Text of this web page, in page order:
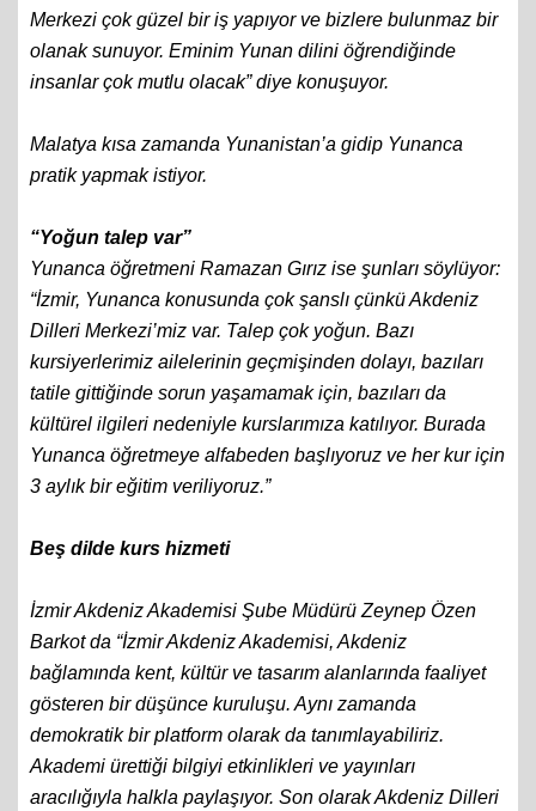
Merkezi çok güzel bir iş yapıyor ve bizlere bulunmaz bir
olanak sunuyor. Eminim Yunan dilini öğrendiğinde
insanlar çok mutlu olacak” diye konuşuyor.
Malatya kısa zamanda Yunanistan’a gidip Yunanca
pratik yapmak istiyor.
“Yoğun talep var”
Yunanca öğretmeni Ramazan Gırız ise şunları söylüyor:
“İzmir, Yunanca konusunda çok şanslı çünkü Akdeniz
Dilleri Merkezi’miz var. Talep çok yoğun. Bazı
kursiyerlerimiz ailelerinin geçmişinden dolayı, bazıları
tatile gittiğinde sorun yaşamamak için, bazıları da
kültürel ilgileri nedeniyle kurslarımıza katılıyor. Burada
Yunanca öğretmeye alfabeden başlıyoruz ve her kur için
3 aylık bir eğitim veriliyoruz.”
Beş dilde kurs hizmeti
İzmir Akdeniz Akademisi Şube Müdürü Zeynep Özen
Barkot da “İzmir Akdeniz Akademisi, Akdeniz
bağlamında kent, kültür ve tasarım alanlarında faaliyet
gösteren bir düşünce kuruluşu. Aynı zamanda
demokratik bir platform olarak da tanımlayabiliriz.
Akademi ürettiği bilgiyi etkinlikleri ve yayınları
aracılığıyla halkla paylaşıyor. Son olarak Akdeniz Dilleri